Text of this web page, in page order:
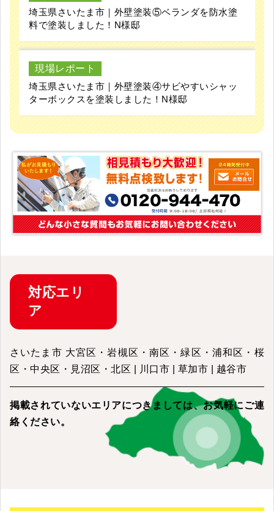
埼玉県さいたま市｜外壁塗装⑤ベランダを防水塗
料で塗装しました！N様邸
現場レポート
埼玉県さいたま市｜外壁塗装④サビやすいシャッ
ターボックスを塗装しました！N様邸
対応エリ
ア
さいたま市 大宮区・岩槻区・南区・緑区・浦和区・桜
区・中央区・見沼区・北区 | 川口市 | 草加市 | 越谷市
掲載されていないエリアにつきましては、お気軽にご連
絡ください。